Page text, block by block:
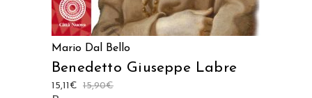
Mario Dal Bello
Benedetto Giuseppe Labre
15,90€
15,11 €